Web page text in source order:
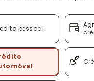
pessoal